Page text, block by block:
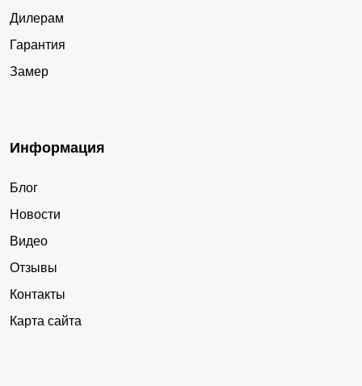
Дилерам
Гарантия
Замер
Информация
Блог
Новости
Видео
Отзывы
Контакты
Карта сайта